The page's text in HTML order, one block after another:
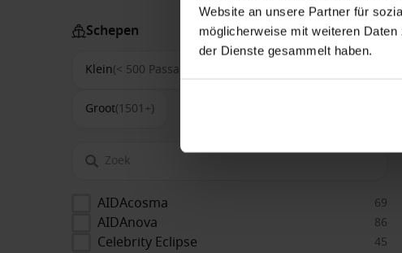
Website an unsere Partner für
möglicherweise mit weiteren
der Dienste gesammelt haben.
Schepen
Klein(< 500 Passagiers)
Groot(1501+)
AIDAcosma 69
AIDAnova 86
Celebrity Eclipse 45